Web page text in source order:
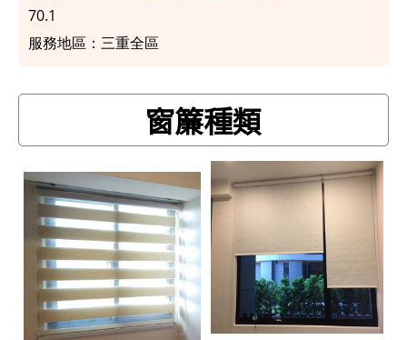
70.1
服務地區：三重全區
窗簾種類